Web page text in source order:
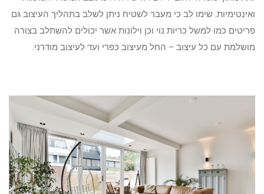
ואינטימיות. שימו לב כי מעבר לשטיח ניתן לשלב בתהליך העיצוב גם
פריטים כמו למשל כריות נוי וכן וילונות אשר יכולים להשתלב בצורה
מושלמת עם כל עיצוב – החל מעיצוב כפרי ועד לעיצוב מודרני.